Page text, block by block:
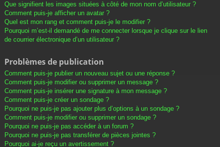
Que signifient les images situées à côté de mon nom d’utilisateur ?
Comment puis-je afficher un avatar ?
Quel est mon rang et comment puis-je le modifier ?
Pourquoi m’est-il demandé de me connecter lorsque je clique sur le lien
de courrier électronique d’un utilisateur ?
Problèmes de publication
Comment puis-je publier un nouveau sujet ou une réponse ?
Comment puis-je modifier ou supprimer un message ?
Comment puis-je insérer une signature à mon message ?
Comment puis-je créer un sondage ?
Pourquoi ne puis-je pas ajouter plus d’options à un sondage ?
Comment puis-je modifier ou supprimer un sondage ?
Pourquoi ne puis-je pas accéder à un forum ?
Pourquoi ne puis-je pas transférer de pièces jointes ?
Pourquoi ai-je reçu un avertissement ?